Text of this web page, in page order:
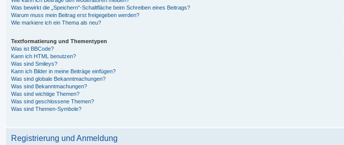
Was bewirkt die „Speichern“-Schaltfläche beim Schreiben eines Beitrags?
Warum muss mein Beitrag erst freigegeben werden?
Wie markiere ich ein Thema als neu?
Textformatierung und Thementypen
Was ist BBCode?
Kann ich HTML benutzen?
Was sind Smileys?
Kann ich Bilder in meine Beiträge einfügen?
Was sind globale Bekanntmachungen?
Was sind Bekanntmachungen?
Was sind wichtige Themen?
Was sind geschlossene Themen?
Was sind Themen-Symbole?
Registrierung und Anmeldung